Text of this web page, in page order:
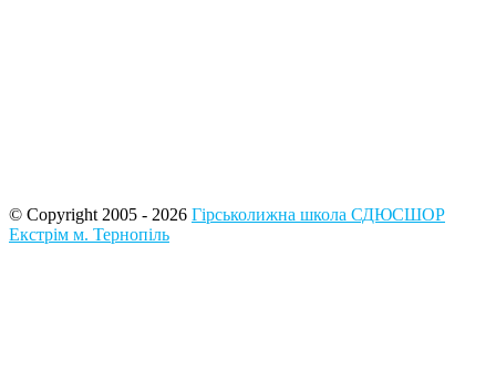
© Copyright 2005 - 2026 Гірськолижна школа СДЮСШОР
Екстрім м. Тернопіль